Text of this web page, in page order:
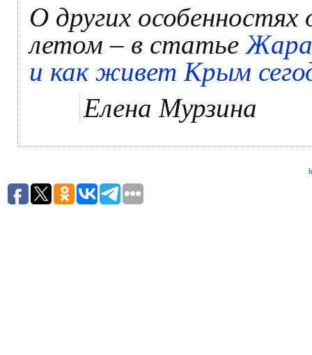
О других
летом – в статье
и как живет Крым
Елена Мурзина